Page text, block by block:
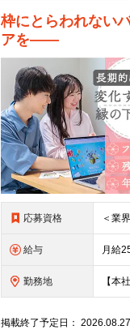
枠にとらわれない
アを――
応募資格
給与
勤務地
掲載終了予定日：2026.08.27